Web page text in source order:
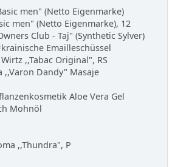
men" (Netto Eigenmarke)
men" (Netto Eigenmarke), 12
Club - Taj" (Synthetic Sylver)
Emailleschüssel
,,Tabac Original", RS
,,Varon Dandy" Masaje
Aloe Vera Gel
Mohnöl
,,Thundra", P